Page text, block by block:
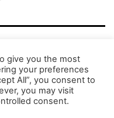
give you the most
your preferences
All”, you consent to
you may visit
consent.